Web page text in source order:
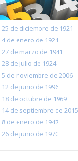
de diciembre de 1921
de enero de 1921
de marzo de 1941
de julio de 1924
de noviembre de 2006
de junio de 1996
de octubre de 1969
de septiembre de 2015
de enero de 1947
de junio de 1970